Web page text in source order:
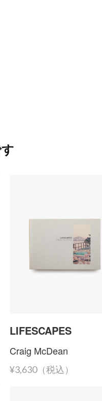
LIFESCAPES
Craig McDean
¥3,630（税込）